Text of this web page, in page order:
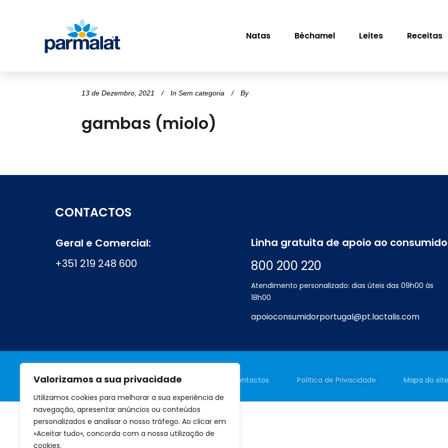
Valorizamos a sua privacidade
Utilizamos cookies para melhorar a sua experiência de
navegação, apresentar anúncios ou conteúdos
personalizados e analisar o nosso tráfego. Ao clicar em
«Aceitar tudo», concorda com a nossa utilização de
cookies.
Natas Béchamel Leites Receitas
13 de Dezembro, 2021 In Sem categoria By
gambas (miolo)
CONTACTOS
Geral e Comercial:
+351 219 248 600
Linha gratuita de apoio ao
800 200 220
Atendimento personalizado: dias úteis das 09h00 às
18h00
apoioconsumidorportugal@pt.lactalis.com
A marca Perguntas frequentes Contactos Política de Privacidade Mapa do site